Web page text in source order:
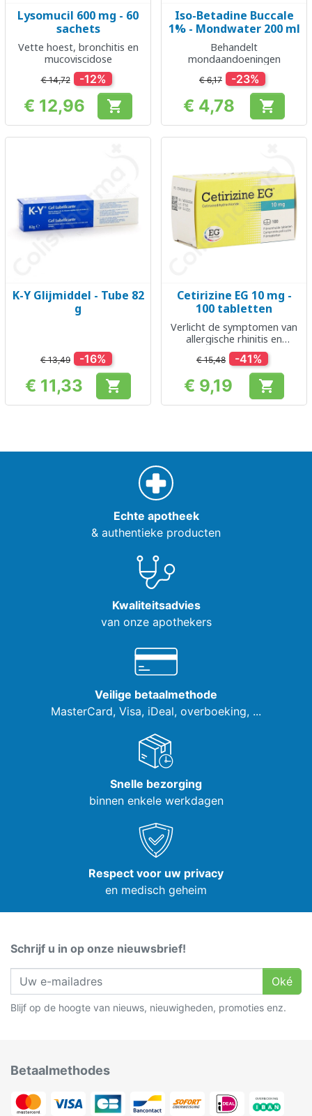
Lysomucil 600 mg - 60
sachets
Vette hoest, bronchitis en
mucoviscidose
€ 14,72 -12%
Prijs
€ 12,96 
Iso-Betadine Buccale
1% - Mondwater 200 ml
Behandelt
mondaandoeningen
€ 6,17 -23%
Prijs
€ 4,78 
K-Y Glijmiddel - Tube 82
g
€ 13,49 -16%
Prijs
€ 11,33 
Cetirizine EG 10 mg -
100 tabletten
Verlicht de symptomen van
allergische rhinitis en
urticaria
€ 15,48 -41%
Prijs
€ 9,19 
Echte apotheek
& authentieke producten
Kwaliteitsadvies
van onze apothekers
Veilige betaalmethode
MasterCard, Visa, iDeal, overboeking, ...
Snelle bezorging
binnen enkele werkdagen
Respect voor uw privacy
en medisch geheim
Schrijf u in op onze nieuwsbrief!
Oké
Blijf op de hoogte van nieuws, nieuwigheden, promoties enz.
Betaalmethodes